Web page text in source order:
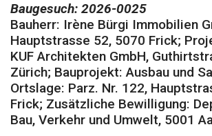
Baugesuch: 2026-0025
Bauherr: Irène Bürgi Immobilien
Hauptstrasse 52, 5070 Frick;
KUF Architekten GmbH,
Zürich; Bauprojekt: Ausbau und
Ortslage: Parz. Nr. 122,
Frick; Zusätzliche Bewilligung:
Bau, Verkehr und Umwelt, 5001